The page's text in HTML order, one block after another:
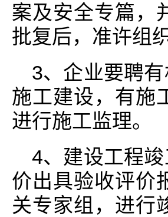
案及安全专篇，
批复后，准许组
3、企业要聘
施工建设，有施
进行施工监理。
4、建设工程
价出具验收评价
关专家组，进行